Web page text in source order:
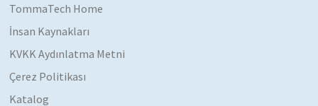
TommaTech Home
İnsan Kaynakları
KVKK Aydınlatma Metni
Çerez Politikası
Katalog